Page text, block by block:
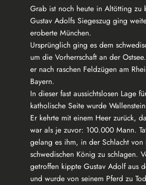
Grab ist noch heute in Altötting zu
Gustav Adolfs Siegeszug ging
eroberte München.
Ursprünglich ging es dem
um die Vorherrschaft an der
er nach raschen Feldzügen am
Bayern.
In dieser fast aussichtslosen Lage
katholische Seite wurde
Er kehrte mit einem Heer zurück,
war als je zuvor: 100.000 Mann.
gelang es ihm, in der Schlacht von
schwedischen König zu schlagen.
getroffen kippte Gustav Adolf aus
und wurde von seinem Pferd zu